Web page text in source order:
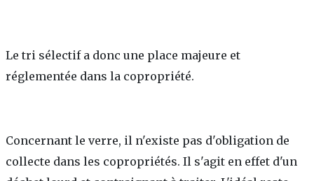
Le tri sélectif a donc une place majeure et
réglementée dans la copropriété.
Concernant le verre, il n'existe pas d'obligation de
collecte dans les copropriétés. Il s'agit en effet d'un